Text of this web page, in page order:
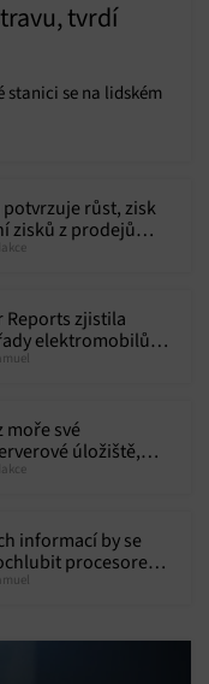
tvrdí
stanici se na lidském
potvrzuje růst, zisk
zisků z prodejů
Reports zjistila
elektromobilů
Kia či Tesla,
moře své
úložiště,
výborné
informací by se
procesorem
až 12 RAM, to vše